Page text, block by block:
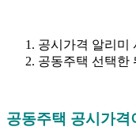
공시가격 알리미
공동주택 선택한
공동주택 공시가격